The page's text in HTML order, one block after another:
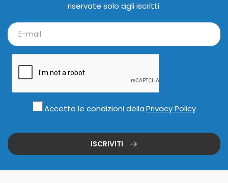
riservate solo agli iscritti.
Accetto le condizioni dellaPrivacy Policy
ISCRIVITI